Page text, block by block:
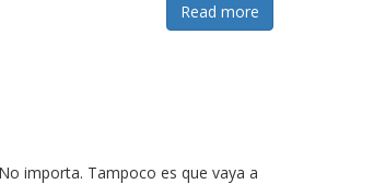
Read more
importa. Tampoco es que vaya a